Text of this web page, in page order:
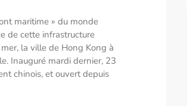
maritime » du monde
de cette infrastructure
la ville de Hong Kong à
Inauguré mardi dernier, 23
chinois, et ouvert depuis